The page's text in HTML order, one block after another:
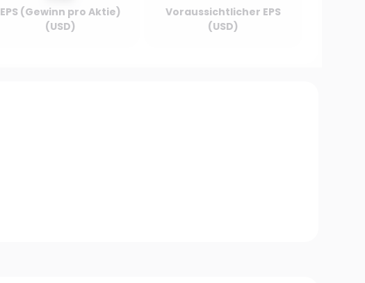
EPS (Gewinn pro Aktie)
(USD)
Voraussichtlicher EPS
(USD)